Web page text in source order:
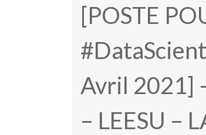
[POSTE
Avril 2021]
– LEESU –